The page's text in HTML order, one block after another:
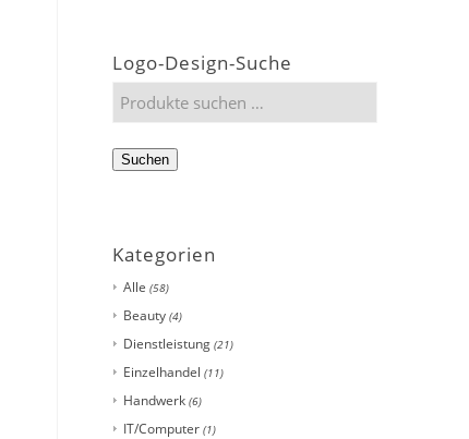
Logo-Design-Suche
Suchen
Kategorien
Alle (58)
Beauty (4)
Dienstleistung (21)
Einzelhandel (11)
Handwerk (6)
IT/Computer (1)